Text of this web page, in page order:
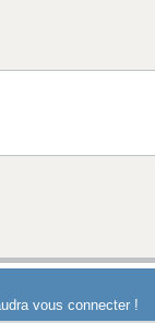
vous connecter !